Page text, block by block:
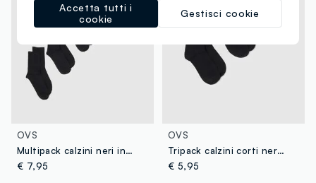
OVS
Multipack calzini neri in misto cotone regular fit
€ 7,95
OVS
Tripack calzini corti neri in misto cotone vestibilità aderente
€ 5,95
Gestisci cookie
Accetta tutti i
cookie